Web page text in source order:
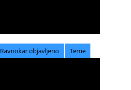
Ravnokar objavljeno Teme